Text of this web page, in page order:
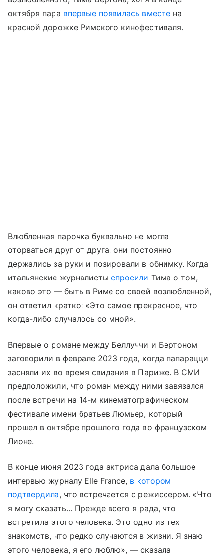
октября пара впервые появилась вместена
красной дорожке Римского кинофестиваля.
Влюбленная парочка буквально не могла
оторваться друг от друга: они постоянно
держались за руки и позировали в обнимку. Когда
итальянские журналистыспросили Тима о том,
каково это — быть в Риме со своей возлюбленной,
он ответил кратко: «Это самое прекрасное, что
когда-либо случалось со мной».
Впервые о романе между Беллуччи и Бертоном
заговорили в феврале 2023 года, когда папарацци
засняли их во время свидания в Париже. В СМИ
предположили, что роман между ними завязался
после встречи на 14-м кинематографическом
фестивале имени братьев Люмьер, который
прошел в октябре прошлого года во французском
Лионе.
В конце июня 2023 года актриса дала большое
интервью журналу Elle France, в котором
подтвердила, что встречается с режиссером. «Что
я могу сказать... Прежде всего я рада, что
встретила этого человека. Это одно из тех
знакомств, что редко случаются в жизни. Я знаю
этого человека, я его люблю», — сказала